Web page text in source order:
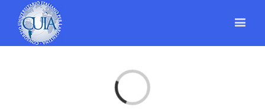
Loading...